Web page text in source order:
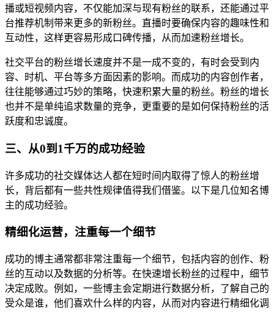
播或短视频内容，不仅能加深与现有粉丝的联系，还能通过平
台推荐机制带来更多的新粉丝。直播时要确保内容的趣味性和
互动性，这样更容易形成口碑传播，从而加速粉丝增长。
社交平台的粉丝增长速度并不是一成不变的，有时会受到内
容、时机、平台等多方面因素的影响。而成功的内容创作者，
往往能够通过巧妙的策略，快速积累大量的粉丝。粉丝的增长
也并不是单纯追求数量的竞争，更重要的是如何保持粉丝的活
跃度和忠诚度。
三、从0到1千万的成功经验
许多成功的社交媒体达人都在短时间内取得了惊人的粉丝增
长，背后都有一些共性规律值得我们借鉴。以下是几位知名博
主的成功经验。
精细化运营，注重每一个细节
成功的博主通常都非常注重每一个细节，包括内容的创作、粉
丝的互动以及数据的分析等。在快速增长粉丝的过程中，细节
决定成败。例如，一些博主会定期进行数据分析，了解自己的
受众是谁，他们喜欢什么样的内容，从而对内容进行精细化调